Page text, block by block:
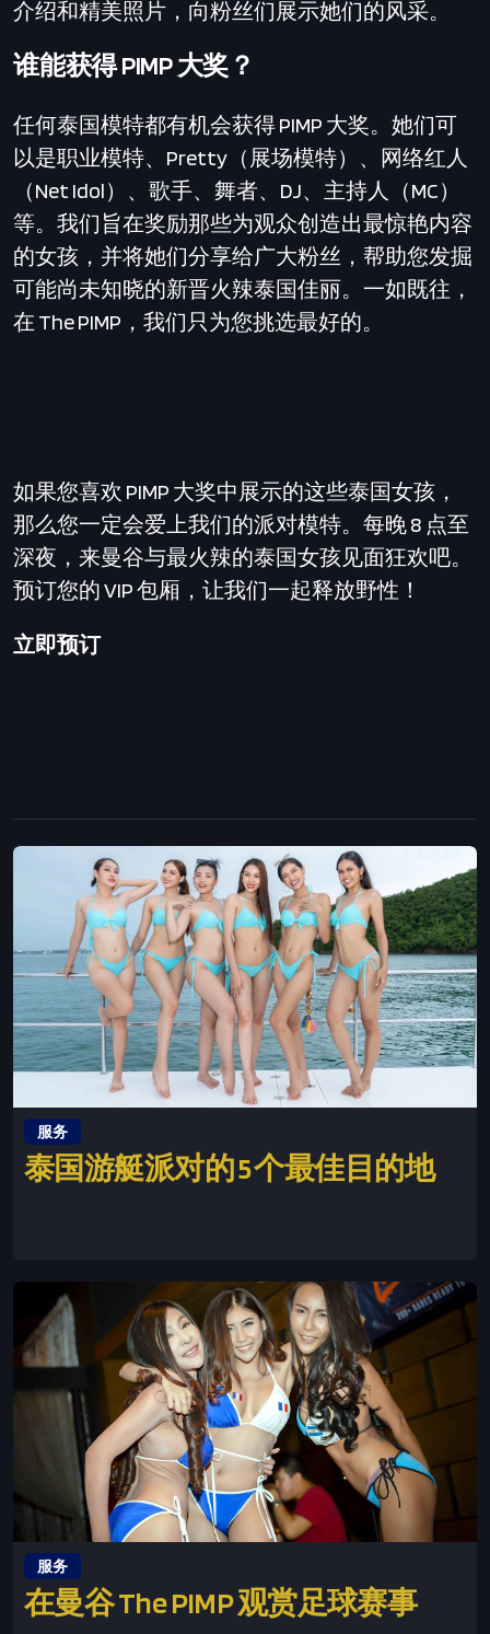
介绍和精美照片，向粉丝们展示她们的风采。
谁能获得 PIMP 大奖？
任何泰国模特都有机会获得 PIMP 大奖。她们可
以是职业模特、Pretty（展场模特）、网络红人
（Net Idol）、歌手、舞者、DJ、主持人（MC）
等。我们旨在奖励那些为观众创造出最惊艳内容
的女孩，并将她们分享给广大粉丝，帮助您发掘
可能尚未知晓的新晋火辣泰国佳丽。一如既往，
在 The PIMP，我们只为您挑选最好的。
如果您喜欢 PIMP 大奖中展示的这些泰国女孩，
那么您一定会爱上我们的派对模特。每晚 8 点至
深夜，来曼谷与最火辣的泰国女孩见面狂欢吧。
预订您的 VIP 包厢，让我们一起释放野性！
立即预订
服务
泰国游艇派对的 5 个最佳目的地
服务
在曼谷 The PIMP 观赏足球赛事